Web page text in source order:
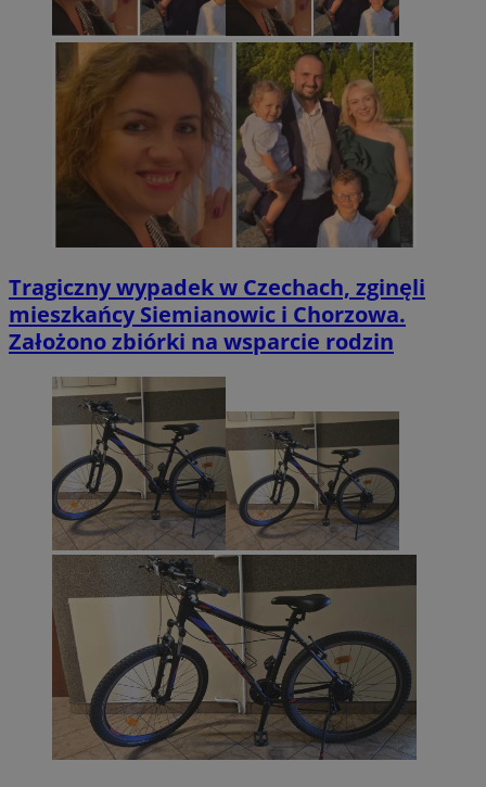
Tragiczny wypadek w Czechach, zginęli
mieszkańcy Siemianowic i Chorzowa.
Założono zbiórki na wsparcie rodzin